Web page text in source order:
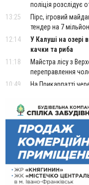
поліція розслідує
13:25
Пірс, ігровий
тендер на 7
12:14
У Калуші на озері
качки та риба
11:18
Майстра лісу з
переправлення
10:49
На Прикарпатті
10:43
За змову на
підприємців
10:09
Яремчанський суд
вкрав із
09:53
В урочищі біля
вагову гирку
09:39
У Франківську